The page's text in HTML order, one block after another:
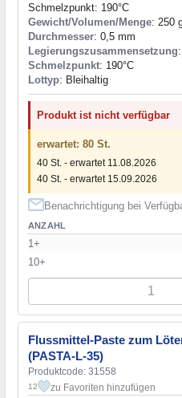
Schmelzpunkt: 190°C
Gewicht/Volumen/Menge: 250
Durchmesser: 0,5 mm
Legierungszusammensetzung
Schmelzpunkt: 190°С
Lottyp: Bleihaltig
Produkt ist nicht verfügbar
erwartet: 80 St.
40 St. - erwartet 11.08.2026
40 St. - erwartet 15.09.2026
Benachrichtigung bei
ANZAHL
1+
10+
Flussmittel-Paste zum
(PASTA-L-35)
Produktcode: 31558
12 zu Favoriten hinzufügen